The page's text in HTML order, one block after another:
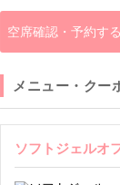
空席確認・予約する
メニュー・クー
ソフトジェルオ